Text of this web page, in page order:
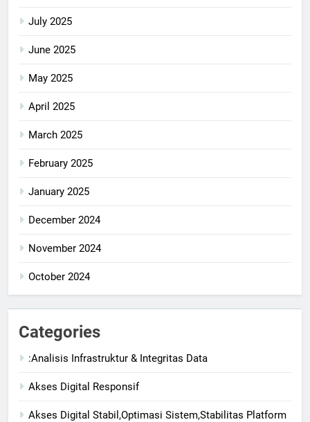
July 2025
June 2025
May 2025
April 2025
March 2025
February 2025
January 2025
December 2024
November 2024
October 2024
Categories
:Analisis Infrastruktur & Integritas Data
Akses Digital Responsif
Akses Digital Stabil,Optimasi Sistem,Stabilitas Platform